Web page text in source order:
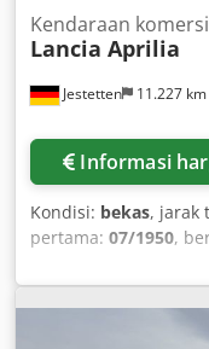
Jestetten 11.227 km
Kendaraan
Lancia Aprilia
Informasi
Kondisi: bekas, jarak
pertama: 07/1950,
, tipe
bakar:bensin,
tempat duduk:4,